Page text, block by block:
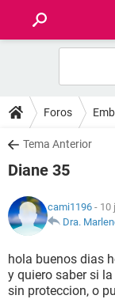
FOROS
SALUD
NUTRICIÓN
BIENESTAR
Foros
Tema Anterior
Diane 35
cami1196 - 10
Dra.
hola buenos dias
y quiero saber si
sin proteccion, o